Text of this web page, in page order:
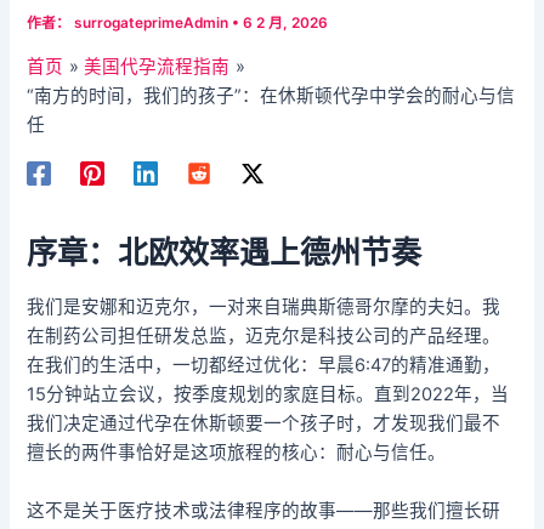
作者： surrogateprimeAdmin •6 2 月, 2026
首页
美国代孕流程指南
“南方的时间，我们的孩子”：在休斯顿代孕中学会的耐心与信
任​
序章：北欧效率遇上德州节奏
我们是安娜和迈克尔，一对来自瑞典斯德哥尔摩的夫妇。我
在制药公司担任研发总监，迈克尔是科技公司的产品经理。
在我们的生活中，一切都经过优化：早晨6:47的精准通勤，
15分钟站立会议，按季度规划的家庭目标。直到2022年，当
我们决定通过代孕在休斯顿要一个孩子时，才发现我们最不
擅长的两件事恰好是这项旅程的核心：耐心与信任。
这不是关于医疗技术或法律程序的故事——那些我们擅长研